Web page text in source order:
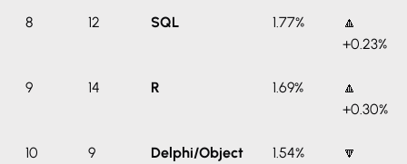
8 12 SQL 1.77%
🔼
+0.23%
9 14 R 1.69%
🔼
+0.30%
10 9
Delphi/Object
1.54%
🔽